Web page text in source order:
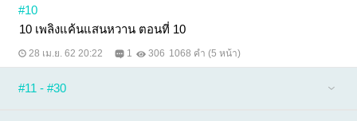
#10
10 เพลิงแค้นแสนหวาน ตอนที่ 10
28 เม.ย. 62 20:22 1 306 1068 คำ (5 หน้า)
#11 - #30